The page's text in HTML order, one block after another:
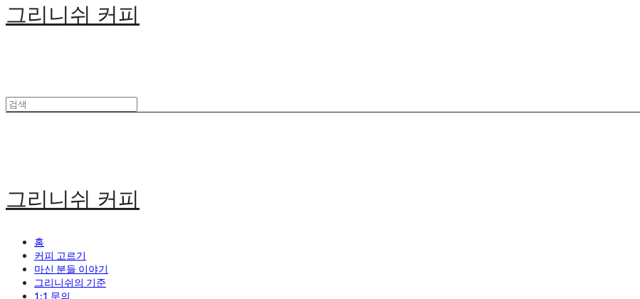
그리니쉬 커피
그리니쉬 커피
홈
커피 고르기
마신 분들 이야기
그리니쉬의 기준
1:1 문의